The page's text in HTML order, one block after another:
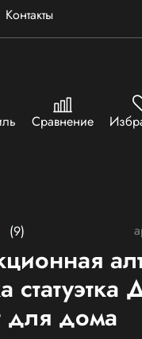
Контакты
Сравнение
(9)
статуэтка
для дома